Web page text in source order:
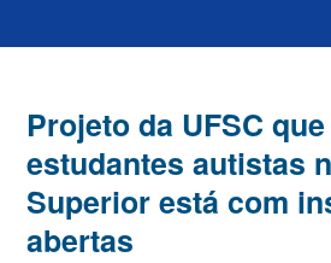
Projeto da UFSC
estudantes autistas
Superior está com
abertas